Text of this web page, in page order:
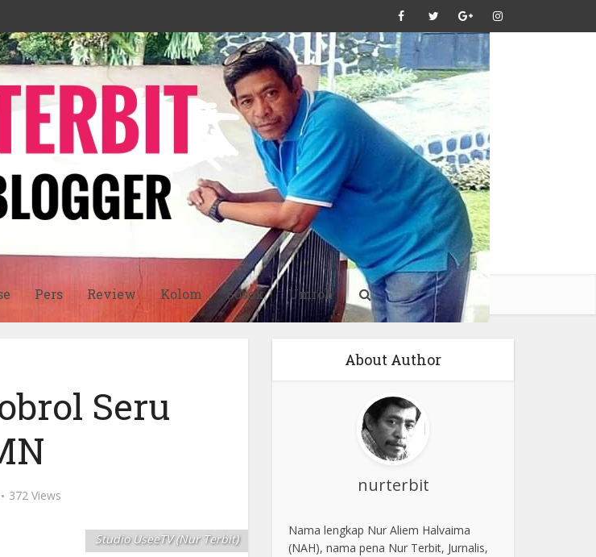
Pers Review Kolom Sosok Umroh
Seru
372 Views
Studio UseeTV (Nur Terbit)
About Author
nurterbit
Nama lengkap Nur Aliem Halvaima
(NAH), nama pena Nur Terbit, Jurnalis,